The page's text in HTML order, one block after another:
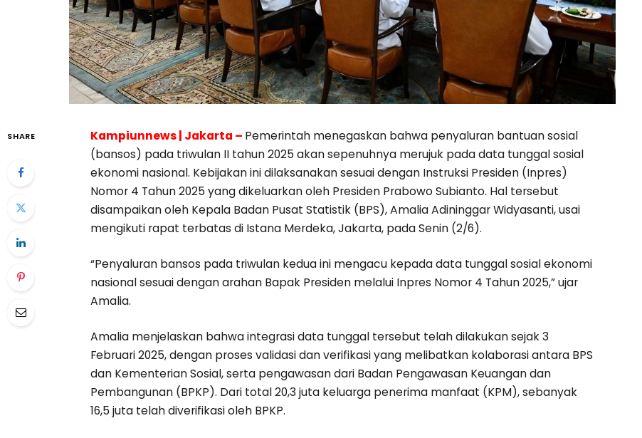
SHARE Kampiunnews | Jakarta – Pemerintah menegaskan bahwa penyaluran bantuan sosial
(bansos) pada triwulan II tahun 2025 akan sepenuhnya merujuk pada data tunggal sosial
ekonomi nasional. Kebijakan ini dilaksanakan sesuai dengan Instruksi Presiden (Inpres)
Nomor 4 Tahun 2025 yang dikeluarkan oleh Presiden Prabowo Subianto. Hal tersebut
disampaikan oleh Kepala Badan Pusat Statistik (BPS), Amalia Adininggar Widyasanti, usai
mengikuti rapat terbatas di Istana Merdeka, Jakarta, pada Senin (2/6).
“Penyaluran bansos pada triwulan kedua ini mengacu kepada data tunggal sosial ekonomi
nasional sesuai dengan arahan Bapak Presiden melalui Inpres Nomor 4 Tahun 2025,” ujar
Amalia.
Amalia menjelaskan bahwa integrasi data tunggal tersebut telah dilakukan sejak 3
Februari 2025, dengan proses validasi dan verifikasi yang melibatkan kolaborasi antara BPS
dan Kementerian Sosial, serta pengawasan dari Badan Pengawasan Keuangan dan
Pembangunan (BPKP). Dari total 20,3 juta keluarga penerima manfaat (KPM), sebanyak
16,5 juta telah diverifikasi oleh BPKP.